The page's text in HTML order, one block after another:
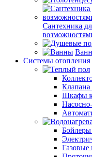
Сантехника
Системы
Клапана
Шкафы
Бойлеры
Газовые